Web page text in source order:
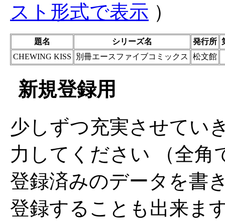
スト形式で表示 ）
題名 シリーズ名 発行所
CHEWING KISS
別冊エースファイブコミックス 松文館
新規登録用
少しずつ充実させてい
力してください （全角
登録済みのデータを書
登録することも出来ま